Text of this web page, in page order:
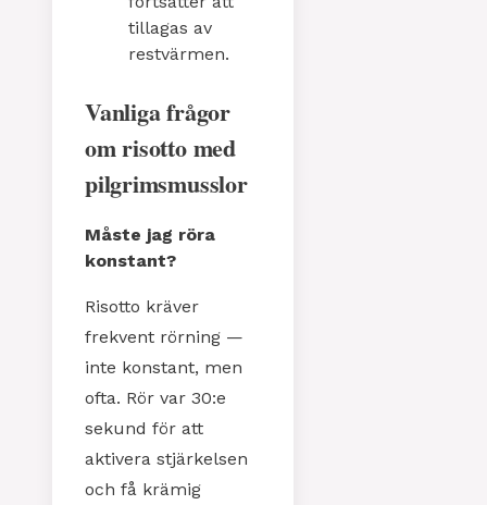
tillagas av
restvärmen.
Vanliga frågor
om risotto med
pilgrimsmusslor
Måste jag röra
konstant?
Risotto kräver
frekvent rörning —
inte konstant, men
ofta. Rör var 30:e
sekund för att
aktivera stjärkelsen
och få krämig